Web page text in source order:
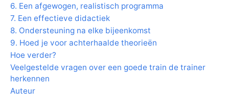
6. Een afgewogen, realistisch programma
7. Een effectieve didactiek
8. Ondersteuning na elke bijeenkomst
9. Hoed je voor achterhaalde theorieën
Hoe verder?
Veelgestelde vragen over een goede train de trainer
herkennen
Auteur